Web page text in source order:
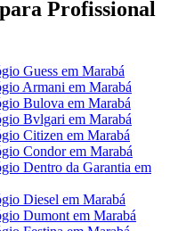
Profissional
Guess em Marabá
Armani em Marabá
Bulova em Marabá
Bvlgari em Marabá
Citizen em Marabá
Condor em Marabá
Dentro da Garantia em
Diesel em Marabá
Dumont em Marabá